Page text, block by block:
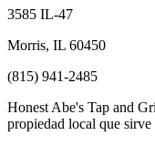
3585 IL-47
Morris, IL 60450
(815) 941-2485
Honest Abe's Tap and
propiedad local que